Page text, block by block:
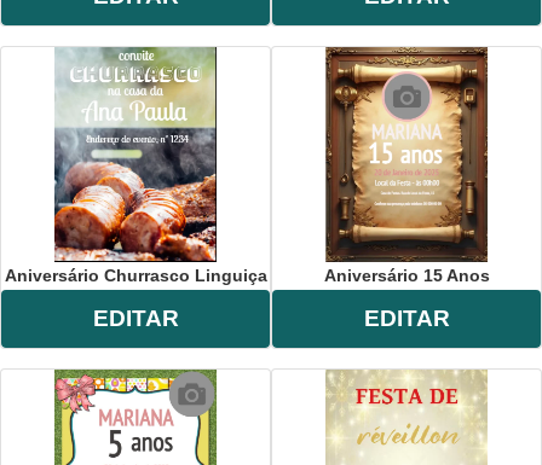
Aniversário Churrasco Linguiça
EDITAR
Aniversário 15 Anos
EDITAR